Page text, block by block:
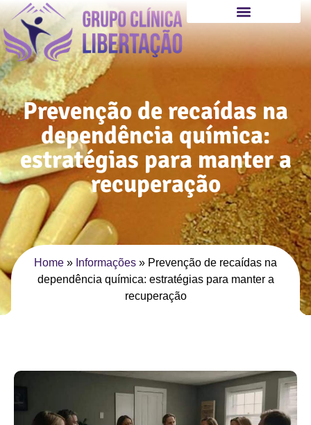
Prevenção de recaídas na
dependência química:
estratégias para manter a
recuperação
Home » Informações » Prevenção de recaídas na
dependência química: estratégias para manter a
recuperação